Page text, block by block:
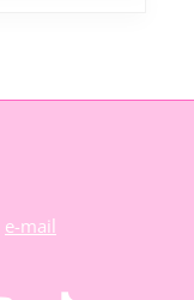
e-mail